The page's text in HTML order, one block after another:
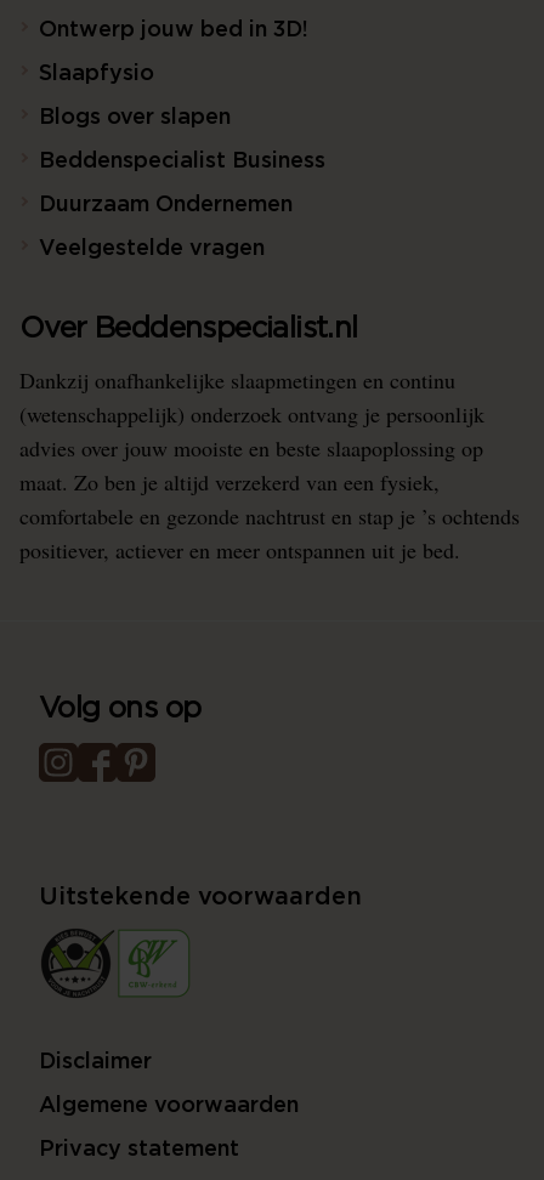
Ontwerp jouw bed in 3D!
Slaapfysio
Blogs over slapen
Beddenspecialist Business
Duurzaam Ondernemen
Veelgestelde vragen
Over Beddenspecialist.nl
Dankzij onafhankelijke slaapmetingen en continu
(wetenschappelijk) onderzoek ontvang je persoonlijk
advies over jouw mooiste en beste slaapoplossing op
maat. Zo ben je altijd verzekerd van een fysiek,
comfortabele en gezonde nachtrust en stap je ’s ochtends
positiever, actiever en meer ontspannen uit je bed.
Volg ons op
Uitstekende voorwaarden
Disclaimer
Algemene voorwaarden
Privacy statement